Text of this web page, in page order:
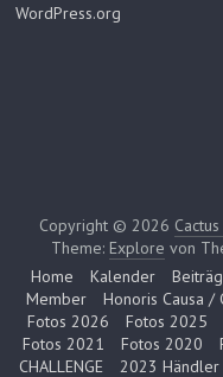
WordPress.org
Copyright © 2026
Theme: Explore von
Home
Kalender
Member
Honoris Causa
Fotos 2026
Fotos 2025
Fotos 2021
Fotos 2020
CHALLENGE
2023 Händler